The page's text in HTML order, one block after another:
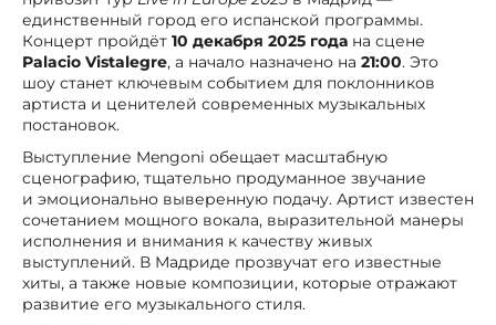
единственный город его испанской программы.
Концерт пройдёт 10 декабря 2025 года на сцене
Palacio Vistalegre, а начало назначено на 21:00. Это
шоу станет ключевым событием для поклонников
артиста и ценителей современных музыкальных
постановок.
Выступление Mengoni обещает масштабную
сценографию, тщательно продуманное звучание
и эмоционально выверенную подачу. Артист известен
сочетанием мощного вокала, выразительной манеры
исполнения и внимания к качеству живых
выступлений. В Мадриде прозвучат его известные
хиты, а также новые композиции, которые отражают
развитие его музыкального стиля.